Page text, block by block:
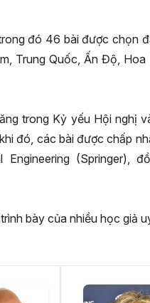
đó 46 bài được chọn
Trung Quốc, Ấn Độ,
trong Kỷ yếu Hội nghị
đó, các bài được chấp
(Springer),
bày của nhiều học giả